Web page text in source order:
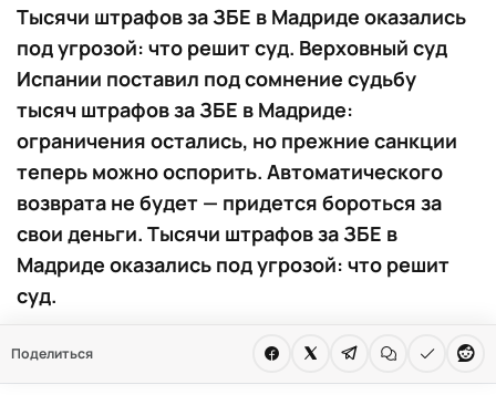
Поделиться
Тысячи штрафов за ЗБЕ в Мадриде оказались
под угрозой: что решит суд. Верховный суд
Испании поставил под сомнение судьбу
тысяч штрафов за ЗБЕ в Мадриде:
ограничения остались, но прежние санкции
теперь можно оспорить. Автоматического
возврата не будет — придется бороться за
свои деньги. Тысячи штрафов за ЗБЕ в
Мадриде оказались под угрозой: что решит
суд.
Верховный суд Испании поставил точку в многолетней
юридической борьбе вокруг зон низких выбросов